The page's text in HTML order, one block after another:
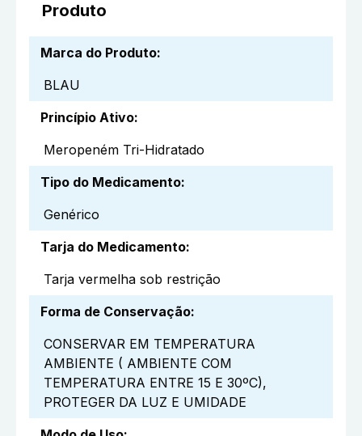
Produto
Marca do Produto:
BLAU
Princípio Ativo:
Meropeném Tri-Hidratado
Tipo do Medicamento:
Genérico
Tarja do Medicamento:
Tarja vermelha sob restrição
Forma de Conservação:
CONSERVAR EM TEMPERATURA
AMBIENTE ( AMBIENTE COM
TEMPERATURA ENTRE 15 E 30ºC),
PROTEGER DA LUZ E UMIDADE